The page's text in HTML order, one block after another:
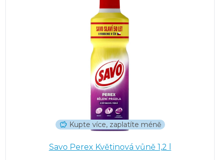
Kupte více, zaplatíte méně
Savo Perex Květinová vůně 1,2 l